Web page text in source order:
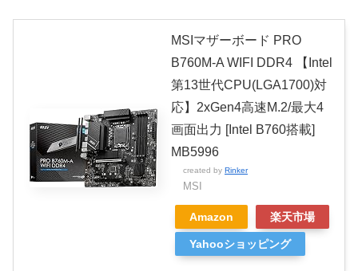
MSIマザーボード PRO
B760M-A WIFI DDR4 【Intel
第13世代CPU(LGA1700)対
応】2xGen4高速M.2/最大4
画面出力 [Intel B760搭載]
MB5996
created by Rinker
MSI
Amazon 楽天市場
Yahooショッピング